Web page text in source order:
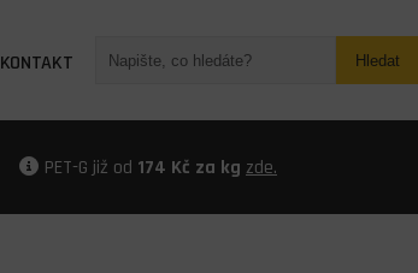
KONTAKT Hledat
PET-G již od 174 Kč za kg zde.